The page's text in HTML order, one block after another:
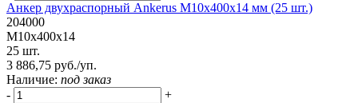
Анкер двухраспорный Ankerus М10х400х14 мм (25 шт.)
204000
М10х400х14
25 шт.
3 886,75 руб./уп.
Наличие: под заказ
-
+